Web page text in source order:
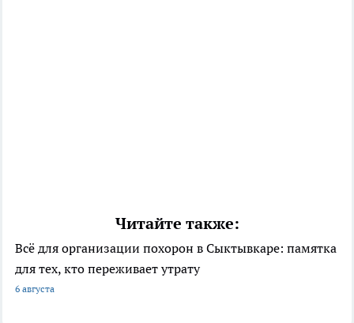
Читайте также:
Всё для организации похорон в Сыктывкаре: памятка
для тех, кто переживает утрату
6 августа